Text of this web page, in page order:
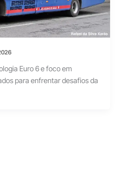
Euro 6 e foco em
para enfrentar desafios da